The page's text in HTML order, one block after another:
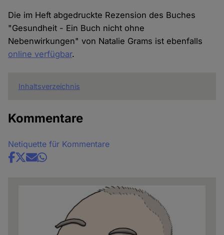
Die im Heft abgedruckte Rezension des Buches
"Gesundheit - Ein Buch nicht ohne
Nebenwirkungen" von Natalie Grams ist ebenfalls
online verfügbar.
Inhaltsverzeichnis
Kommentare
Netiquette für Kommentare
Share